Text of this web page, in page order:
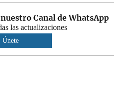
Canal de WhatsApp
las actualizaciones
Únete